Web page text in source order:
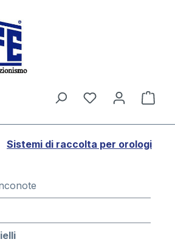
Il
Sistemi di raccolta per orologi